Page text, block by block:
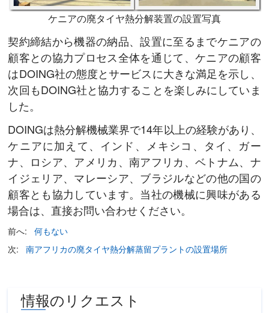
ケニアの廃タイヤ熱分解装置の設置写真
契約締結から機器の納品、設置に至るまでケニアの
顧客との協力プロセス全体を通じて、ケニアの顧客
はDOING社の態度とサービスに大きな満足を示し、
次回もDOING社と協力することを楽しみにしていま
した。
DOINGは熱分解機械業界で14年以上の経験があり、
ケニアに加えて、インド、メキシコ、タイ、ガー
ナ、ロシア、アメリカ、南アフリカ、ベトナム、ナ
イジェリア、マレーシア、ブラジルなどの他の国の
顧客とも協力しています。当社の機械に興味がある
場合は、直接お問い合わせください。
前へ:
何もない
次:
南アフリカの廃タイヤ熱分解蒸留プラントの設置場所
情報のリクエスト